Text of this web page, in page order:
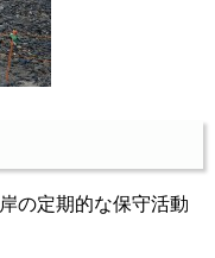
の定期的な保守活動